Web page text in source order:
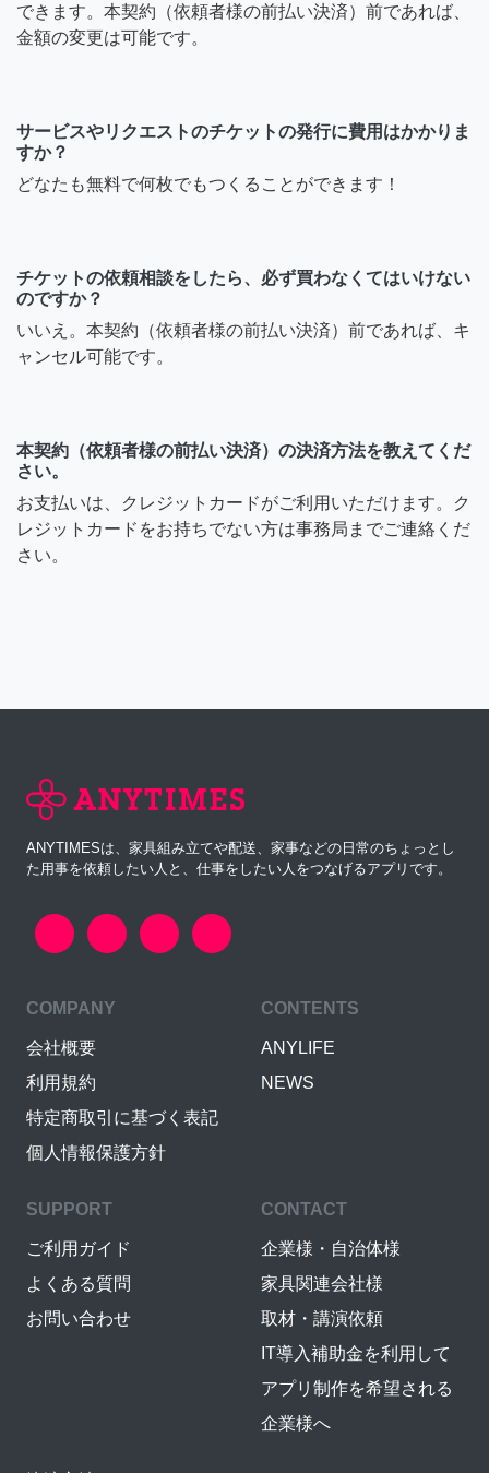
できます。本契約（依頼者様の前払い決済）前であれば、
金額の変更は可能です。
サービスやリクエストのチケットの発行に費用はかかりま
すか？
どなたも無料で何枚でもつくることができます！
チケットの依頼相談をしたら、必ず買わなくてはいけない
のですか？
いいえ。本契約（依頼者様の前払い決済）前であれば、キ
ャンセル可能です。
本契約（依頼者様の前払い決済）の決済方法を教えてくだ
さい。
お支払いは、クレジットカードがご利用いただけます。ク
レジットカードをお持ちでない方は事務局までご連絡くだ
さい。
ANYTIMESは、家具組み立てや配送、家事などの日常のちょっとし
た用事を依頼したい人と、仕事をしたい人をつなげるアプリです。
COMPANY
会社概要
利用規約
特定商取引に基づく表記
個人情報保護方針
CONTENTS
ANYLIFE
NEWS
SUPPORT
ご利用ガイド
よくある質問
お問い合わせ
CONTACT
企業様・自治体様
家具関連会社様
取材・講演依頼
IT導入補助金を利用して
アプリ制作を希望される
企業様へ